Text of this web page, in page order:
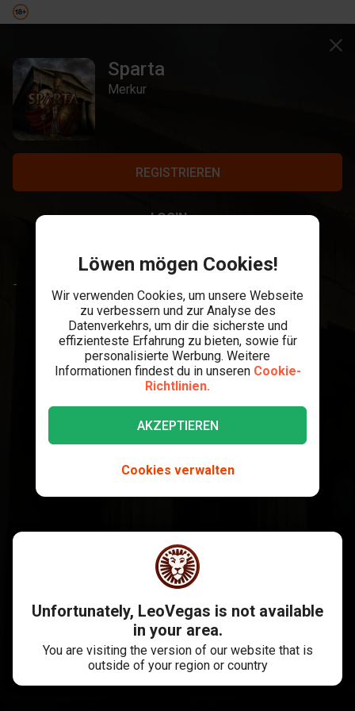
Sparta
Merkur
REGISTRIEREN
LOGIN
-
Löwen mögen Cookies!
Wir verwenden Cookies, um unsere Webseite
zu verbessern und zur Analyse des
Datenverkehrs, um dir die sicherste und
effizienteste Erfahrung zu bieten, sowie für
personalisierte Werbung. Weitere
Informationen findest du in unseren Cookie-
Richtlinien.
AKZEPTIEREN
Cookies verwalten
Unfortunately, LeoVegas is not available
in your area.
You are visiting the version of our website that is
outside of your region or country